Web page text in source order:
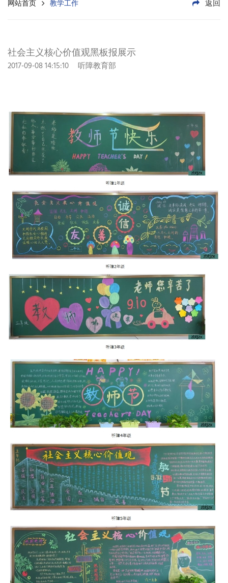
网站首页 教学工作 返回
社会主义核心价值观黑板报展示
2017-09-08 14:15:10 听障教育部